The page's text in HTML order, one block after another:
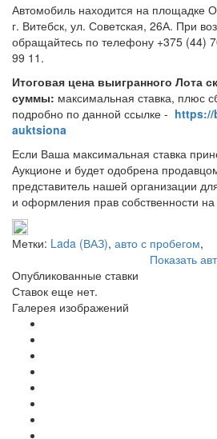
Автомобиль находится на площадке
г. Витебск, ул. Советская, 26А. При
обращайтесь по телефону +375 (44)
99 11.
Итоговая цена выигранного Лота
суммы: максимальная ставка, плюс
подробно по данной ссылке - https://
auktsiona
Если Ваша максимальная ставка
Аукционе и будет одобрена
представитель нашей организации
и оформления прав собственности на
Метки: Lada (ВАЗ), авто с пробегом,
Показать
Опубликованные ставки
Ставок еще нет.
Галерея изображений